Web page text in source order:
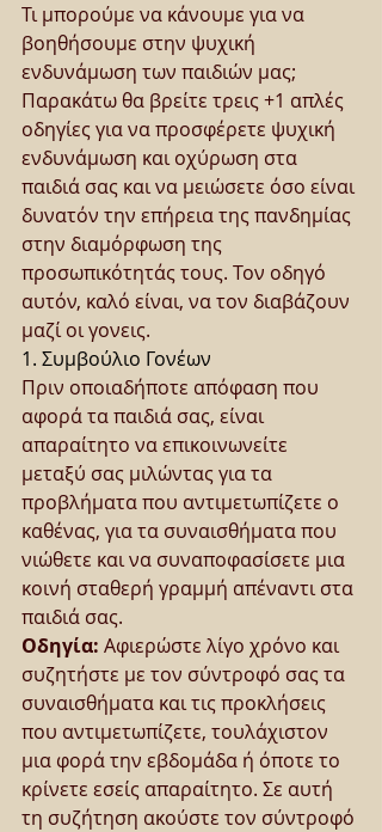
Τι μπορούμε να κάνουμε για να
βοηθήσουμε στην ψυχική
ενδυνάμωση των παιδιών μας;
Παρακάτω θα βρείτε τρεις +1 απλές
οδηγίες για να προσφέρετε ψυχική
ενδυνάμωση και οχύρωση στα
παιδιά σας και να μειώσετε όσο είναι
δυνατόν την επήρεια της πανδημίας
στην διαμόρφωση της
προσωπικότητάς τους. Τον οδηγό
αυτόν, καλό είναι, να τον διαβάζουν
μαζί οι γονεις.
1. Συμβούλιο Γονέων
Πριν οποιαδήποτε απόφαση που
αφορά τα παιδιά σας, είναι
απαραίτητο να επικοινωνείτε
μεταξύ σας μιλώντας για τα
προβλήματα που αντιμετωπίζετε ο
καθένας, για τα συναισθήματα που
νιώθετε και να συναποφασίσετε μια
κοινή σταθερή γραμμή απέναντι στα
παιδιά σας.
Οδηγία: Αφιερώστε λίγο χρόνο και
συζητήστε με τον σύντροφό σας τα
συναισθήματα και τις προκλήσεις
που αντιμετωπίζετε, τουλάχιστον
μια φορά την εβδομάδα ή όποτε το
κρίνετε εσείς απαραίτητο. Σε αυτή
τη συζήτηση ακούστε τον σύντροφό